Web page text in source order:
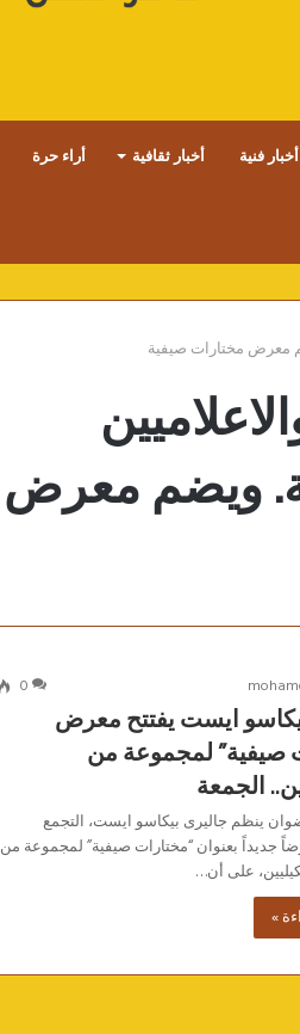
أخبار فنية أخبار ثقافية أراء حرة
معرض مختارات صيفية
ويضم معرض
0
ايست يفتتح معرض
صيفية” لمجموعة من
الجمعة
ينظم جاليرى بيكاسو ايست، التجمع
جديداً بعنوان “مختارات صيفية” لمجموعة من
على أن…
»